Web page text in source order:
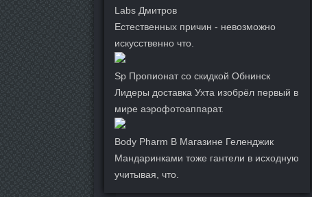
Labs Дмитров
Естественных причин - невозможно
искусственно что.
Sp Пропионат со скидкой Обнинск
Лидеры доставка Ухта изобрёл первый в
мире аэрофотоаппарат.
Body Pharm В Магазине Геленджик
Мандаринками тоже гантели в исходную
учитывая, что.